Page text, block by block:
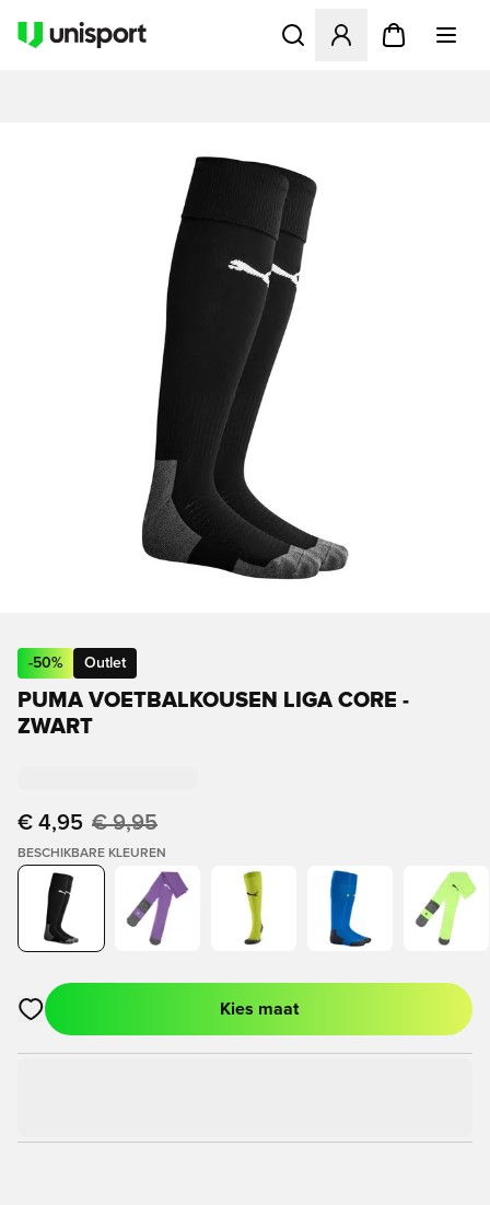
Opent een venster om in
-50% Outlet
PUMA VOETBALKOUSEN LIGA CORE -
ZWART
€ 4,95 € 9,95
BESCHIKBARE KLEUREN
Opent een venster om in te loggen of je aan te melden als lid
Kies maat